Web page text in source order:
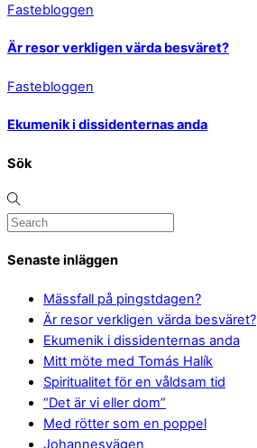
Fastebloggen
Är resor verkligen värda besväret?
Fastebloggen
Ekumenik i dissidenternas anda
Sök
Senaste inläggen
Mässfall på pingstdagen?
Är resor verkligen värda besväret?
Ekumenik i dissidenternas anda
Mitt möte med Tomás Halík
Spiritualitet för en våldsam tid
“Det är vi eller dom”
Med rötter som en poppel
Johannesvägen